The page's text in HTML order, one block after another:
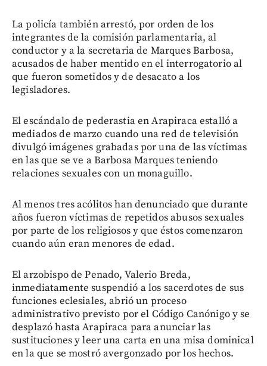
La policía también arrestó, por orden de los
integrantes de la comisión parlamentaria, al
conductor y a la secretaria de Marques Barbosa,
acusados de haber mentido en el interrogatorio al
que fueron sometidos y de desacato a los
legisladores.
El escándalo de pederastia en Arapiraca estalló a
mediados de marzo cuando una red de televisión
divulgó imágenes grabadas por una de las víctimas
en las que se ve a Barbosa Marques teniendo
relaciones sexuales con un monaguillo.
Al menos tres acólitos han denunciado que durante
años fueron víctimas de repetidos abusos sexuales
por parte de los religiosos y que éstos comenzaron
cuando aún eran menores de edad.
El arzobispo de Penado, Valerio Breda,
inmediatamente suspendió a los sacerdotes de sus
funciones eclesiales, abrió un proceso
administrativo previsto por el Código Canónigo y se
desplazó hasta Arapiraca para anunciar las
sustituciones y leer una carta en una misa dominical
en la que se mostró avergonzado por los hechos.